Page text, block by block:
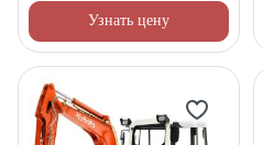
Узнать цену